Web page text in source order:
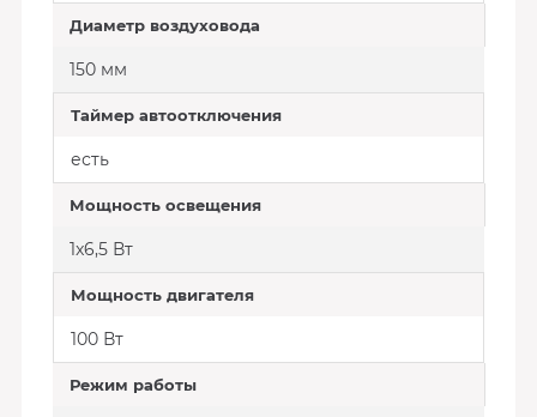
Диаметр воздуховода
150 мм
Таймер автоотключения
есть
Мощность освещения
1x6,5 Вт
Мощность двигателя
100 Вт
Режим работы